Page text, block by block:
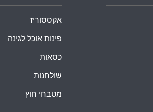
אקססוריז
פינות אוכל לגינה
כסאות
שולחנות
מטבחי חוץ